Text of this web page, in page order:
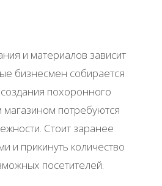
и материалов зависит
бизнесмен собирается
похоронного
магазином потребуются
Стоит заранее
и прикинуть количество
посетителей.